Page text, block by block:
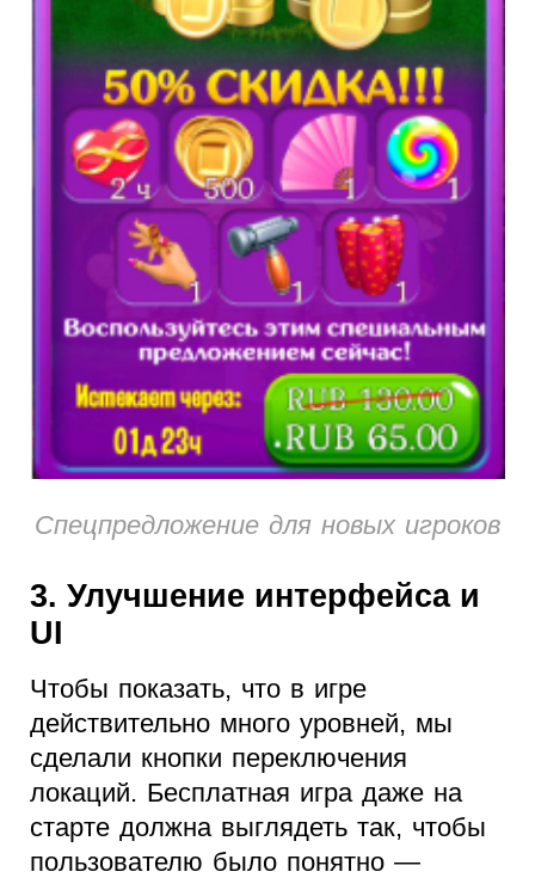
Спецпредложение для новых игроков
3. Улучшение интерфейса и
UI
Чтобы показать, что в игре
действительно много уровней, мы
сделали кнопки переключения
локаций. Бесплатная игра даже на
старте должна выглядеть так, чтобы
пользователю было понятно —